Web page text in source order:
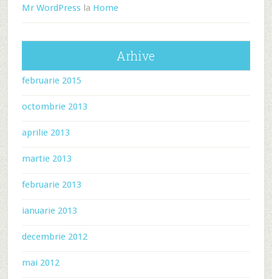
Mr WordPressla Home
Arhive
februarie 2015
octombrie 2013
aprilie 2013
martie 2013
februarie 2013
ianuarie 2013
decembrie 2012
mai 2012